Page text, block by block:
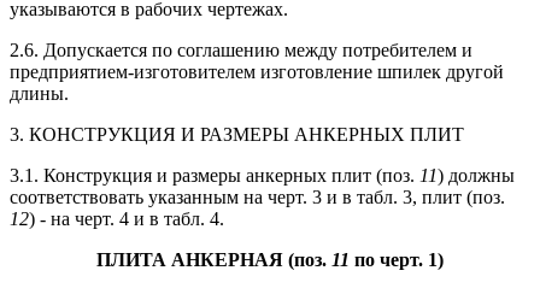
указываются в рабочих чертежах.
2.6. Допускается по соглашению между потребителем и
предприятием-изготовителем изготовление шпилек другой
длины.
3. КОНСТРУКЦИЯ И РАЗМЕРЫ АНКЕРНЫХ ПЛИТ
3.1. Конструкция и размеры анкерных плит (поз. 11) должны
соответствовать указанным на черт. 3 и в табл. 3, плит (поз.
12) - на черт. 4 и в табл. 4.
ПЛИТА АНКЕРНАЯ (поз. 11 по черт. 1)